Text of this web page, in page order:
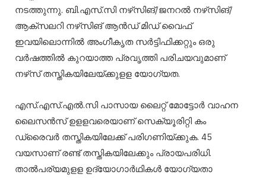
നടത്തുന്നു. ബി.എസ്.സി നഴ്‌സിങ്/ജനറൽ നഴ്‌സിങ്/
ആക്‌സലറി നഴ്‌സിങ് ആൻഡ് മിഡ് വൈഫ്
ഇവയിലൊന്നിൽ അംഗീകൃത സർട്ടിഫിക്കറ്റും ഒരു
വർഷത്തിൽ കുറയാത്ത പ്രവൃത്തി പരിചയവുമാണ്
നഴ്‌സ് തസ്തികയിലേയ്ക്കുളള യോഗ്യത.
എസ്.എസ്.എൽ.സി പാസായ ലൈറ്റ് മോട്ടോർ വാഹന
ലൈസൻസ് ഉളളവരെയാണ് സെക്യൂരിറ്റി കം
ഡ്രൈവർ തസ്തികയിലേക്ക് പരിഗണിയ്ക്കുക. 45
വയസാണ് രണ്ട് തസ്തികയിലേക്കും പ്രായപരിധി.
താൽപര്യമുളള ഉദ്യോഗാർഥികൾ യോഗ്യതാ